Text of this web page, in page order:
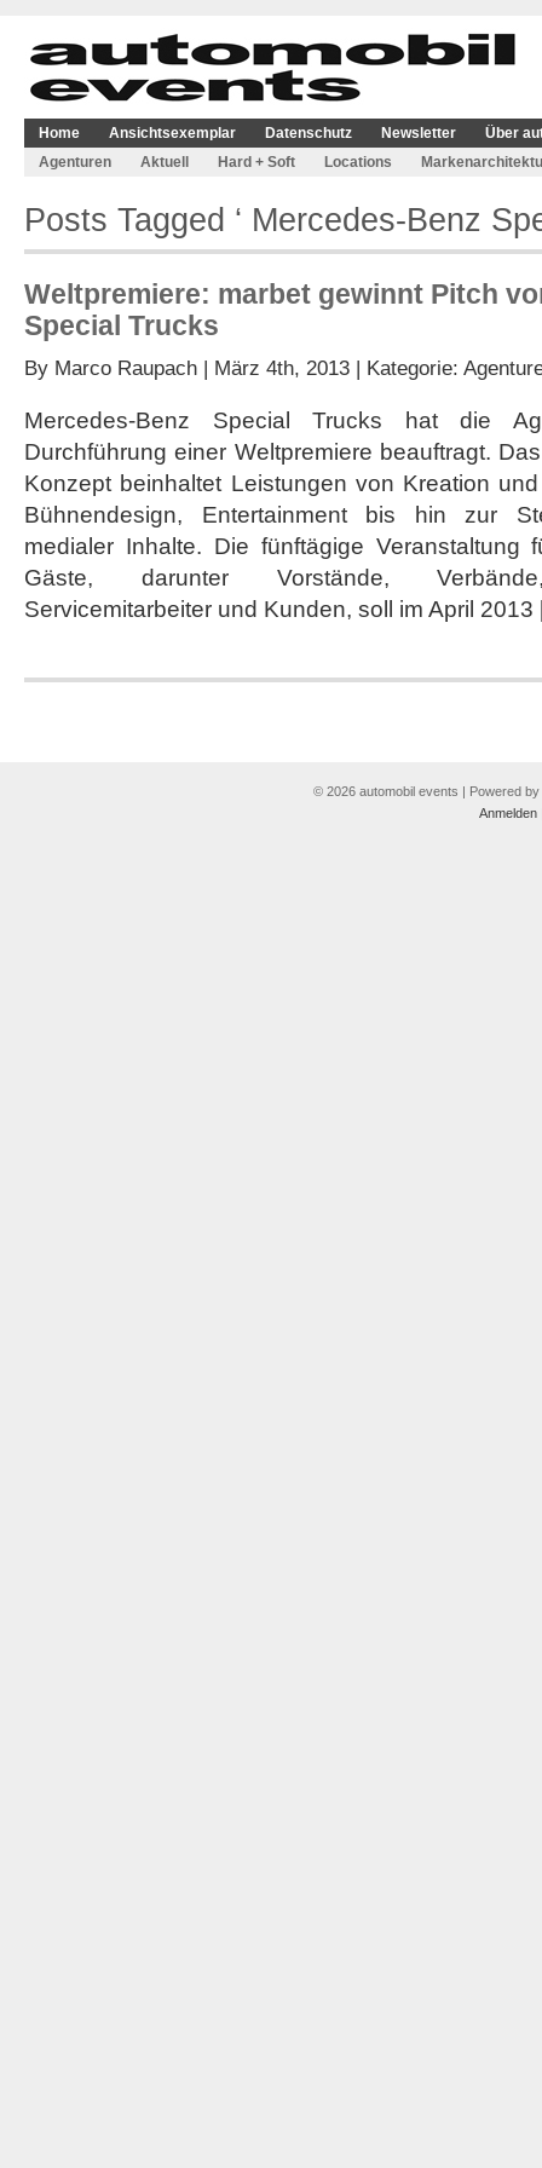
Home Ansichtsexemplar Datenschutz Newsletter
Über
Agenturen
Aktuell Hard + Soft Locations
Posts Tagged ‘ Mercedes-Benz
Weltpremiere: marbet gewinnt Pitch
Special Trucks
By Marco Raupach | März 4th, 2013 | Kategorie:
Mercedes-Benz Special Trucks hat die
Durchführung einer Weltpremiere beauftragt.
Konzept beinhaltet Leistungen von Kreation
Bühnendesign, Entertainment bis hin zur
medialer Inhalte. Die fünftägige Veranstaltung
Gäste, darunter Vorstände, Verbände,
Servicemitarbeiter und Kunden, soll im April
© 2026 automobil events | Powered by
Anmelden|